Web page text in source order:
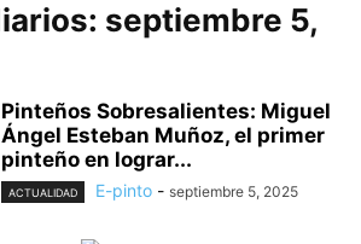
septiembre 5,
Pinteños Sobresalientes: Miguel
Ángel Esteban Muñoz, el primer
pinteño en lograr...
ACTUALIDAD E-pinto - septiembre 5, 2025